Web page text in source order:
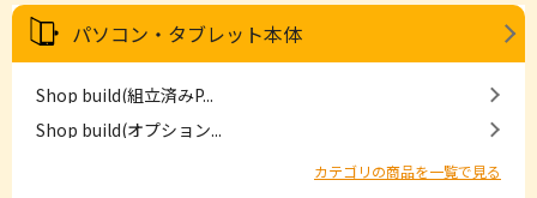
パソコン・タブレット本体
Shop build(組立済みP...
Shop build(オプション...
カテゴリの商品を一覧で見る